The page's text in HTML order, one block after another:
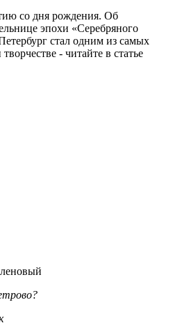
со дня рождения. Об
эпохи «Серебряного
стал одним из самых
- читайте в статье